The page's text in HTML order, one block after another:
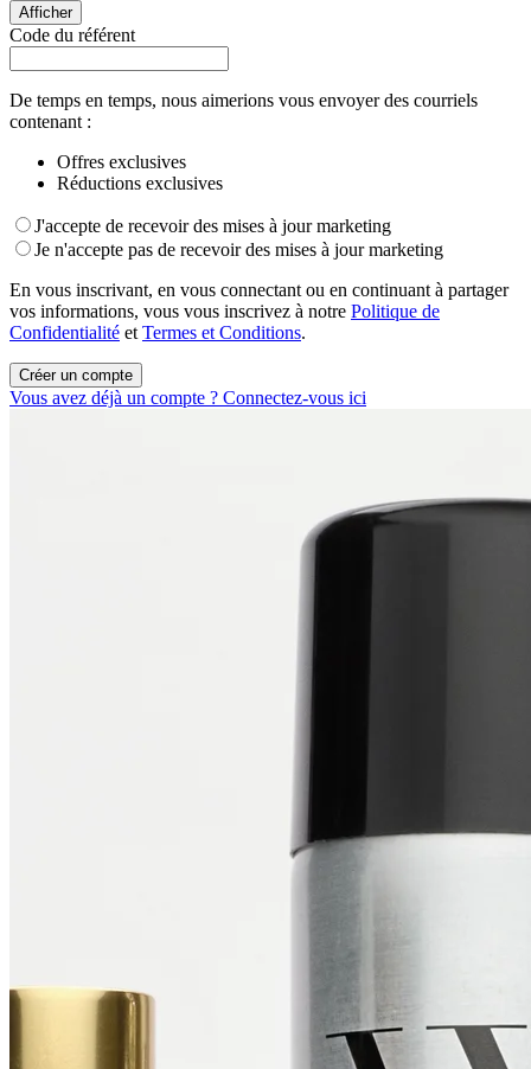
Afficher
Code du référent
De temps en temps, nous aimerions vous envoyer des courriels
contenant :
Offres exclusives
Réductions exclusives
J'accepte de recevoir des mises à jour marketing
Je n'accepte pas de recevoir des mises à jour marketing
En vous inscrivant, en vous connectant ou en continuant à partager
vos informations, vous vous inscrivez à notre Politique de
Confidentialité et Termes et Conditions.
Créer un compte
Vous avez déjà un compte ? Connectez-vous ici